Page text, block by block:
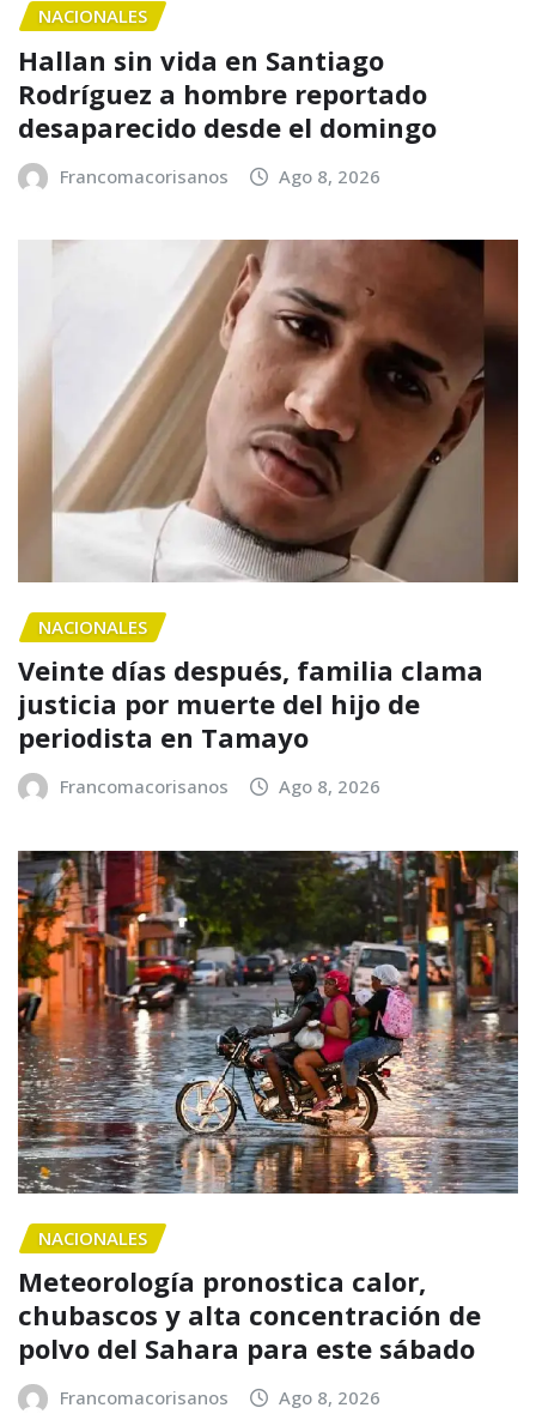
NACIONALES
Hallan sin vida en Santiago
Rodríguez a hombre reportado
desaparecido desde el domingo
Francomacorisanos Ago 8, 2026
NACIONALES
Veinte días después, familia clama
justicia por muerte del hijo de
periodista en Tamayo
Francomacorisanos Ago 8, 2026
NACIONALES
Meteorología pronostica calor,
chubascos y alta concentración de
polvo del Sahara para este sábado
Francomacorisanos Ago 8, 2026